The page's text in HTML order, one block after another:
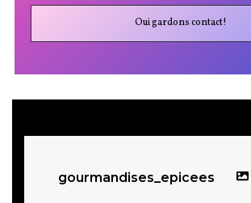
gourmandises_epicees